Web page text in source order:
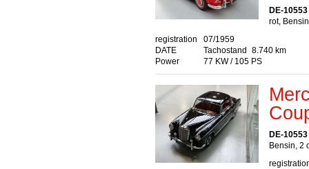
DE-
rot,
registration
DATE
07/1959
Tachostand
8.740 km
Power
77 KW / 105 PS
DE-
Bensin, 2